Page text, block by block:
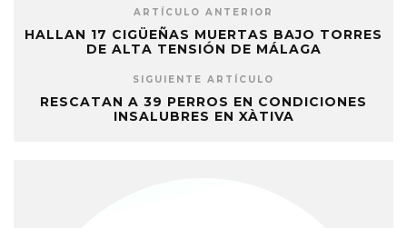
ARTÍCULO ANTERIOR
HALLAN 17 CIGÜEÑAS MUERTAS BAJO TORRES
DE ALTA TENSIÓN DE MÁLAGA
SIGUIENTE ARTÍCULO
RESCATAN A 39 PERROS EN CONDICIONES
INSALUBRES EN XÀTIVA